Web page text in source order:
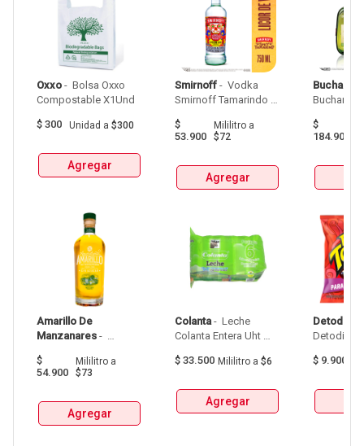
Oxxo - Bolsa Oxxo
$ 300 Unidad a $300
Agregar
Amarillo De
Manzanares -
De Manzanares
$
54.900
Mililitroa
$73
Agregar
Smirnoff - Vodka
Smirnoff Tamarindo
$
53.900
Mililitroa
$72
Agregar
Colanta - Leche
Colanta Entera Uht
$ 33.500 Mililitro a $6
Agregar
$
184.900
Detodito
$ 9.900